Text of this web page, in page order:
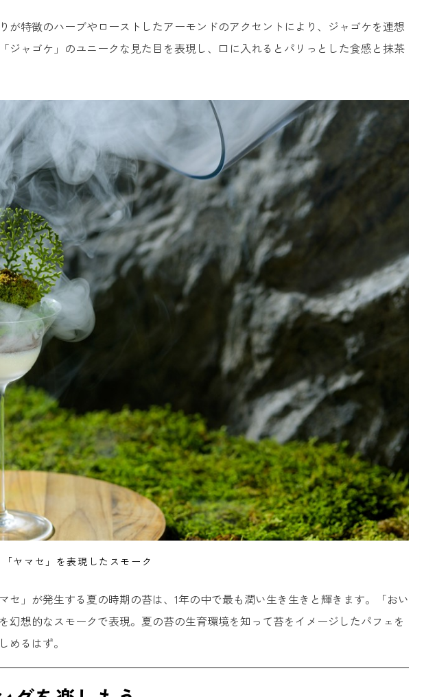
が特徴のハーブやローストしたアーモンドのアクセントにより、ジャゴケを連想
ジャゴケ」のユニークな見た目を表現し、口に入れるとパリっとした食感と抹茶
「ヤマセ」を表現したスモーク
」が発生する夏の時期の苔は、1年の中で最も潤い生き生きと輝きます。「おい
幻想的なスモークで表現。夏の苔の生育環境を知って苔をイメージしたパフェを
めるはず。